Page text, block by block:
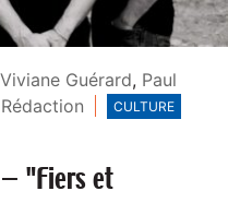
Viviane Guérard, Paul
CULTURE
— "Fiers et